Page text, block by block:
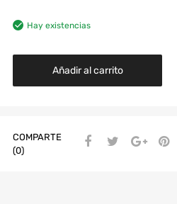
Hay existencias
Añadir al carrito
COMPARTE
(0)